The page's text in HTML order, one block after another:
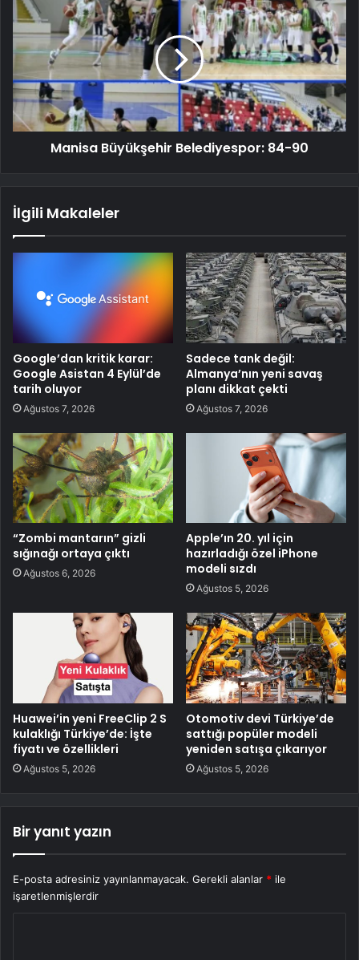
Manisa Büyükşehir Belediyespor: 84-90
İlgili Makaleler
Google’dan kritik karar:
Google Asistan 4 Eylül’de
tarih oluyor
Ağustos 7, 2026
Sadece tank değil:
Almanya’nın yeni savaş
planı dikkat çekti
Ağustos 7, 2026
“Zombi mantarın” gizli
sığınağı ortaya çıktı
Ağustos 6, 2026
Apple’ın 20. yıl için
hazırladığı özel iPhone
modeli sızdı
Ağustos 5, 2026
Huawei’in yeni FreeClip 2 S
kulaklığı Türkiye’de: İşte
fiyatı ve özellikleri
Ağustos 5, 2026
Otomotiv devi Türkiye’de
sattığı popüler modeli
yeniden satışa çıkarıyor
Ağustos 5, 2026
Bir yanıt yazın
E-posta adresiniz yayınlanmayacak. Gerekli alanlar * ile
işaretlenmişlerdir